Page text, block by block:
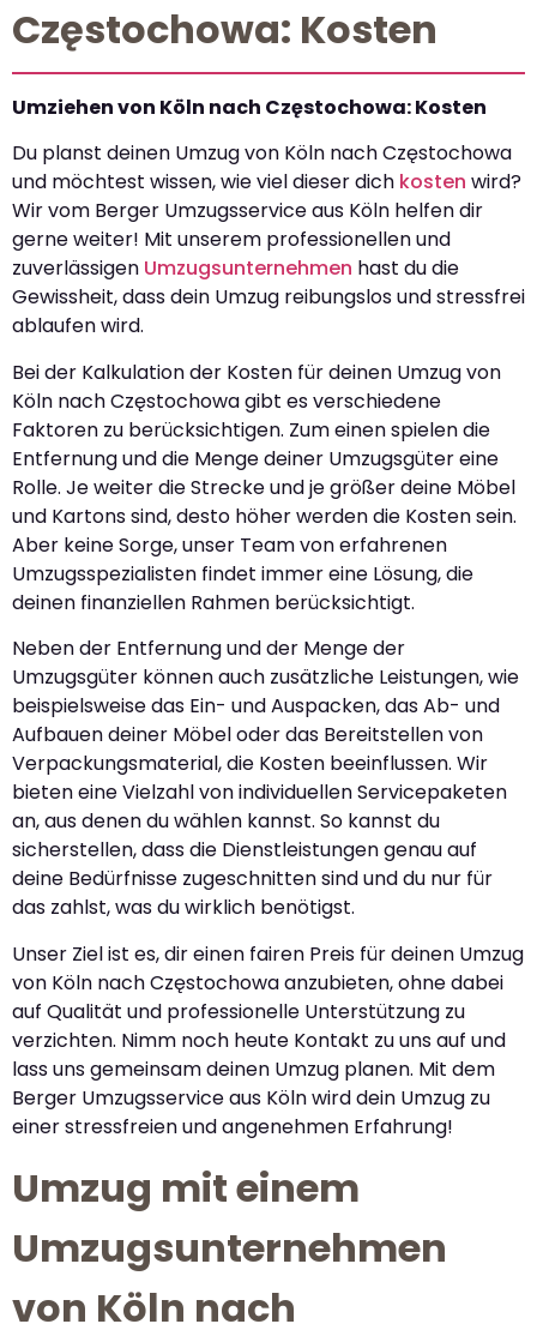
Częstochowa: Kosten
Umziehen von Köln nach Częstochowa: Kosten
Du planst deinen Umzug von Köln nach Częstochowa
und möchtest wissen, wie viel dieser dich kosten wird?
Wir vom Berger Umzugsservice aus Köln helfen dir
gerne weiter! Mit unserem professionellen und
zuverlässigen Umzugsunternehmen hast du die
Gewissheit, dass dein Umzug reibungslos und stressfrei
ablaufen wird.
Bei der Kalkulation der Kosten für deinen Umzug von
Köln nach Częstochowa gibt es verschiedene
Faktoren zu berücksichtigen. Zum einen spielen die
Entfernung und die Menge deiner Umzugsgüter eine
Rolle. Je weiter die Strecke und je größer deine Möbel
und Kartons sind, desto höher werden die Kosten sein.
Aber keine Sorge, unser Team von erfahrenen
Umzugsspezialisten findet immer eine Lösung, die
deinen finanziellen Rahmen berücksichtigt.
Neben der Entfernung und der Menge der
Umzugsgüter können auch zusätzliche Leistungen, wie
beispielsweise das Ein- und Auspacken, das Ab- und
Aufbauen deiner Möbel oder das Bereitstellen von
Verpackungsmaterial, die Kosten beeinflussen. Wir
bieten eine Vielzahl von individuellen Servicepaketen
an, aus denen du wählen kannst. So kannst du
sicherstellen, dass die Dienstleistungen genau auf
deine Bedürfnisse zugeschnitten sind und du nur für
das zahlst, was du wirklich benötigst.
Unser Ziel ist es, dir einen fairen Preis für deinen Umzug
von Köln nach Częstochowa anzubieten, ohne dabei
auf Qualität und professionelle Unterstützung zu
verzichten. Nimm noch heute Kontakt zu uns auf und
lass uns gemeinsam deinen Umzug planen. Mit dem
Berger Umzugsservice aus Köln wird dein Umzug zu
einer stressfreien und angenehmen Erfahrung!
Umzug mit einem
Umzugsunternehmen
von Köln nach